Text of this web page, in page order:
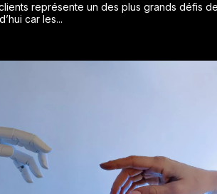
représente un des plus grands défis
car les...